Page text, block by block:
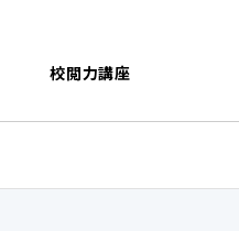
校閲力講座